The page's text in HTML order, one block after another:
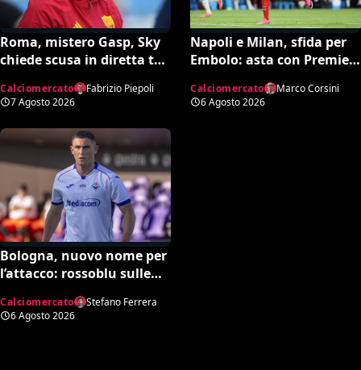
Roma, mistero Gasp, Sky
chiede scusa in diretta tv:
da lui”. Colpo a sorpresa
in arrivo?
Calciomercato
Fabrizio Piepoli
7 Agosto 2026
Napoli e Milan, sfida per
Embolo: asta con Premier
Calciomercato
Marco Corsini
6 Agosto 2026
Bologna, nuovo nome per
l’attacco: rossoblu sulle
Calciomercato
Stefano Ferrera
6 Agosto 2026